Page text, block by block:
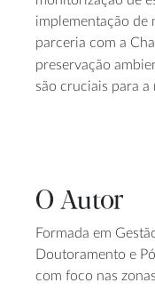
implementação de
parceria com a
preservação
são cruciais para
O Autor
Formada em
Doutoramento e
com foco nas